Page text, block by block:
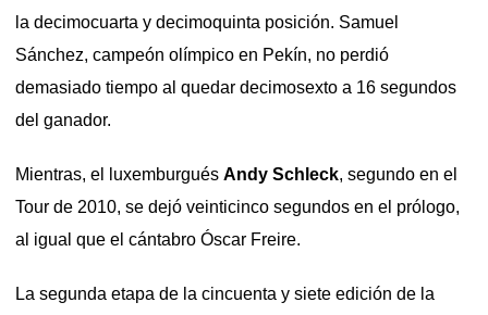
la decimocuarta y decimoquinta posición. Samuel
Sánchez, campeón olímpico en Pekín, no perdió
demasiado tiempo al quedar decimosexto a 16 segundos
del ganador.
Mientras, el luxemburgués Andy Schleck, segundo en el
Tour de 2010, se dejó veinticinco segundos en el prólogo,
al igual que el cántabro Óscar Freire.
La segunda etapa de la cincuenta y siete edición de la